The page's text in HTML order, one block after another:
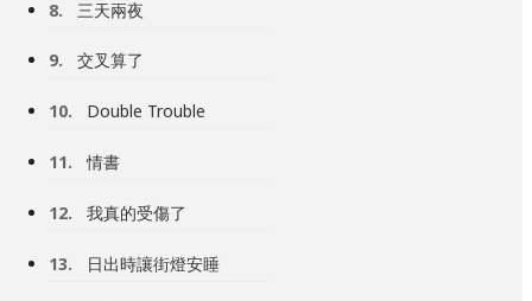
8. 三天兩夜
9. 交叉算了
10. Double Trouble
11. 情書
12. 我真的受傷了
13. 日出時讓街燈安睡